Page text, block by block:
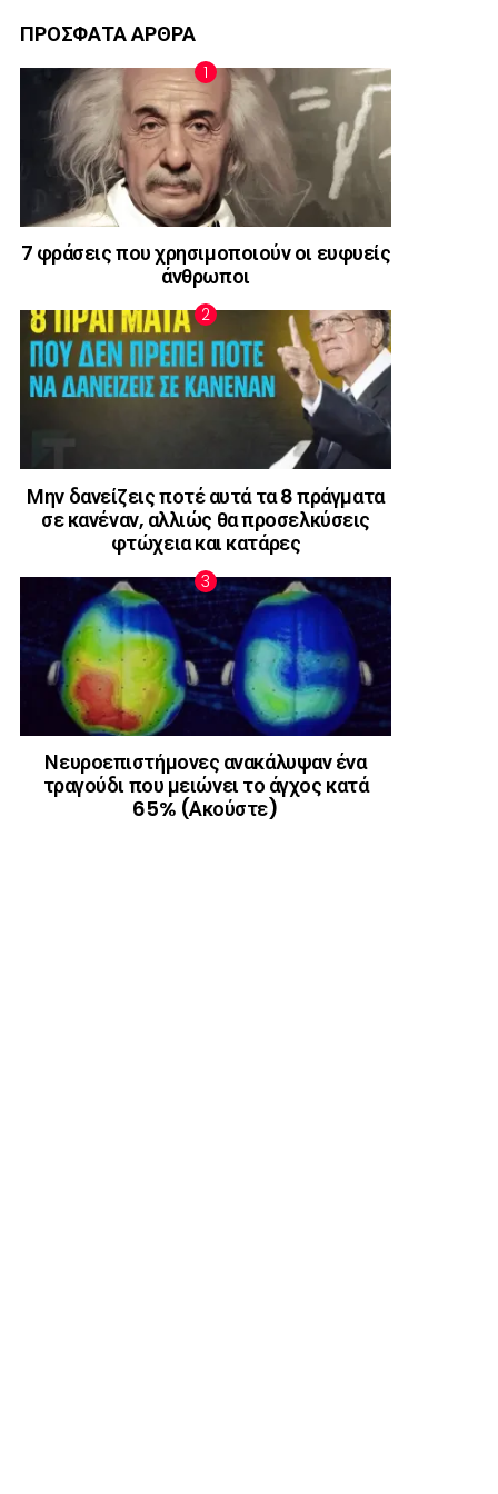
ΠΡΟΣΦΑΤΑ ΑΡΘΡΑ
7 φράσεις που χρησιμοποιούν οι ευφυείς
άνθρωποι
Μην δανείζεις ποτέ αυτά τα 8 πράγματα
σε κανέναν, αλλιώς θα προσελκύσεις
φτώχεια και κατάρες
Νευροεπιστήμονες ανακάλυψαν ένα
τραγούδι που μειώνει το άγχος κατά
65% (Ακούστε)